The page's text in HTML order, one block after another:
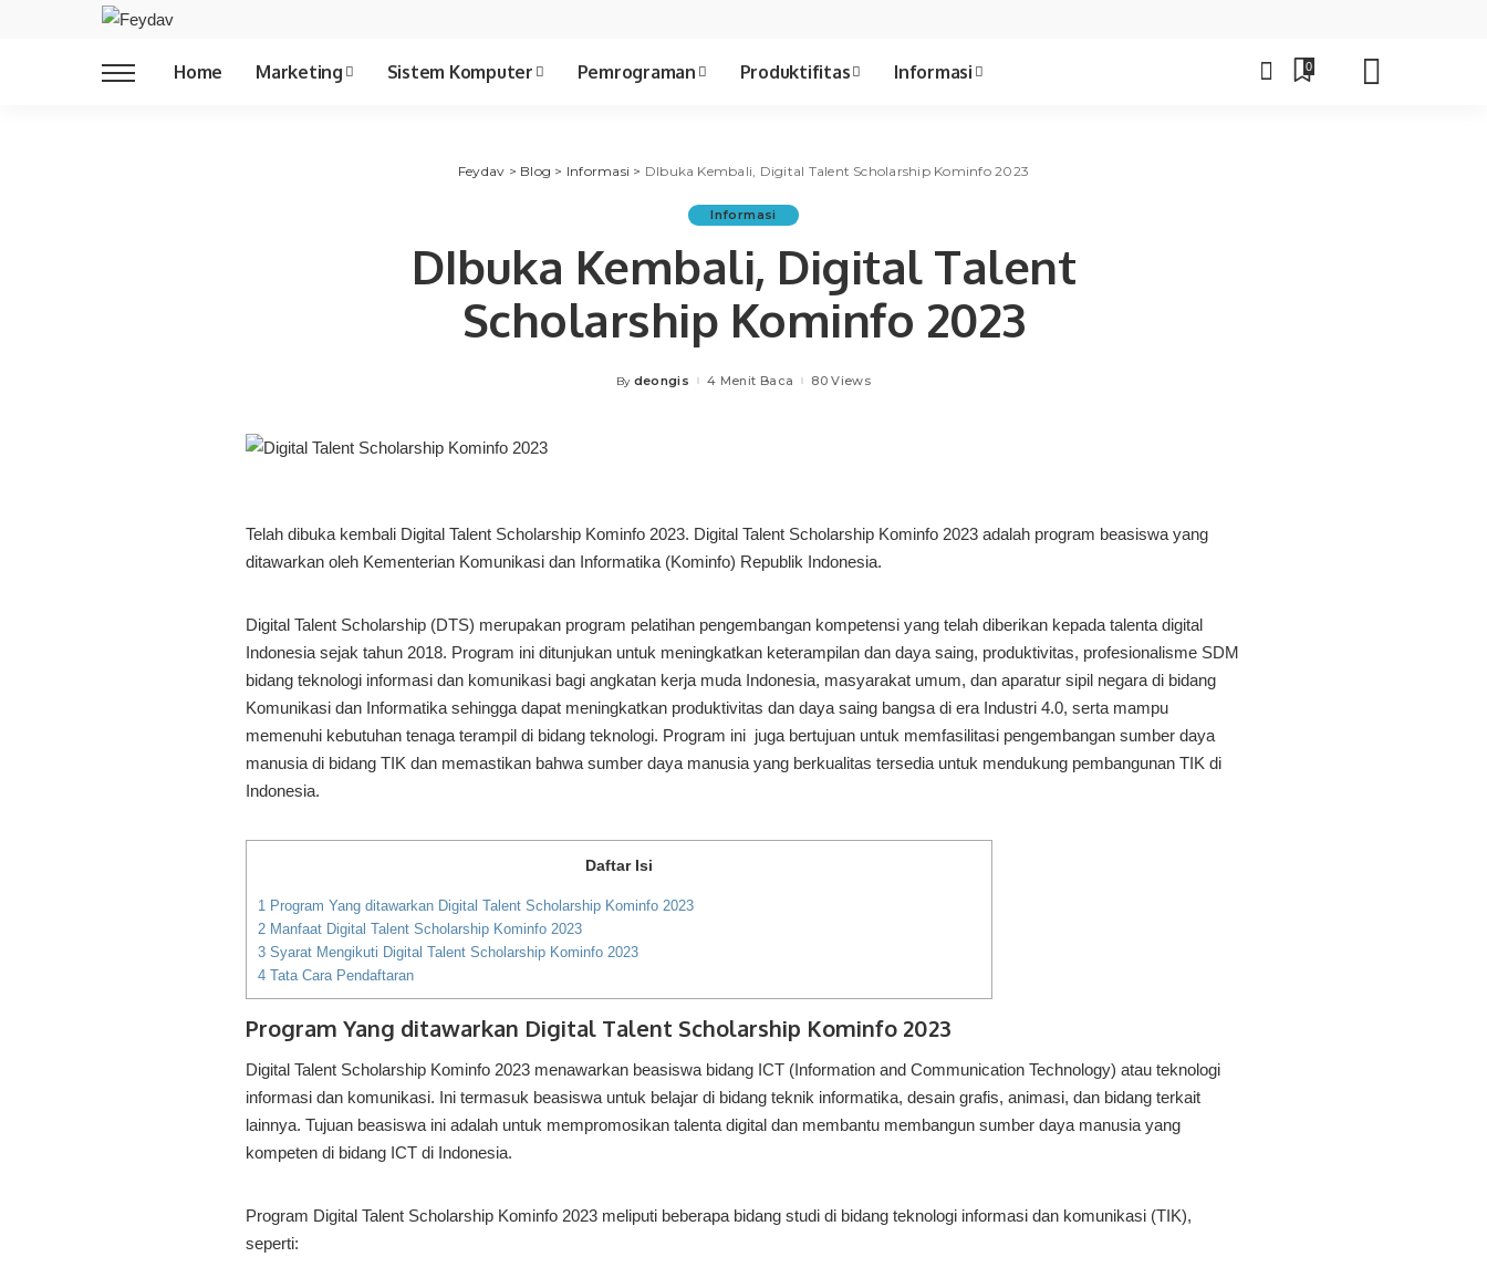
Home Marketing Sistem Komputer Pemrograman Produktifitas Informasi 0
Feydav > Blog > Informasi > DIbuka Kembali, Digital Talent Scholarship Kominfo 2023
Informasi
DIbuka Kembali, Digital Talent
Scholarship Kominfo 2023
Posted
By deongis 4 Menit Baca 80 Views
Telah dibuka kembali Digital Talent Scholarship Kominfo 2023. Digital Talent Scholarship Kominfo 2023 adalah program beasiswa yang
ditawarkan oleh Kementerian Komunikasi dan Informatika (Kominfo) Republik Indonesia.
Digital Talent Scholarship (DTS) merupakan program pelatihan pengembangan kompetensi yang telah diberikan kepada talenta digital
Indonesia sejak tahun 2018. Program ini ditunjukan untuk meningkatkan keterampilan dan daya saing, produktivitas, profesionalisme SDM
bidang teknologi informasi dan komunikasi bagi angkatan kerja muda Indonesia, masyarakat umum, dan aparatur sipil negara di bidang
Komunikasi dan Informatika sehingga dapat meningkatkan produktivitas dan daya saing bangsa di era Industri 4.0, serta mampu
memenuhi kebutuhan tenaga terampil di bidang teknologi. Program ini juga bertujuan untuk memfasilitasi pengembangan sumber daya
manusia di bidang TIK dan memastikan bahwa sumber daya manusia yang berkualitas tersedia untuk mendukung pembangunan TIK di
Indonesia.
Daftar Isi
1 Program Yang ditawarkan Digital Talent Scholarship Kominfo 2023
2 Manfaat Digital Talent Scholarship Kominfo 2023
3 Syarat Mengikuti Digital Talent Scholarship Kominfo 2023
4 Tata Cara Pendaftaran
Program Yang ditawarkan Digital Talent Scholarship Kominfo 2023
Digital Talent Scholarship Kominfo 2023 menawarkan beasiswa bidang ICT (Information and Communication Technology) atau teknologi
informasi dan komunikasi. Ini termasuk beasiswa untuk belajar di bidang teknik informatika, desain grafis, animasi, dan bidang terkait
lainnya. Tujuan beasiswa ini adalah untuk mempromosikan talenta digital dan membantu membangun sumber daya manusia yang
kompeten di bidang ICT di Indonesia.
Program Digital Talent Scholarship Kominfo 2023 meliputi beberapa bidang studi di bidang teknologi informasi dan komunikasi (TIK),
seperti: